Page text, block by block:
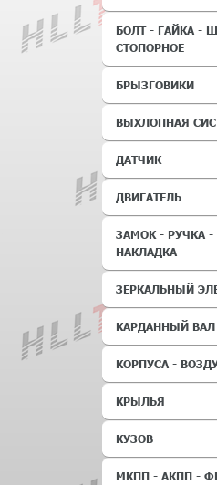
БОЛТ - ГАЙКА -
СТОПОРНОЕ
БРЫЗГОВИКИ
ВЫХЛОПНАЯ
ДАТЧИК
ДВИГАТЕЛЬ
ЗАМОК - РУЧКА
НАКЛАДКА
ЗЕРКАЛЬНЫЙ
КАРДАННЫЙ ВАЛ
КОРПУСА -
КРЫЛЬЯ
КУЗОВ
МКПП - АКПП -